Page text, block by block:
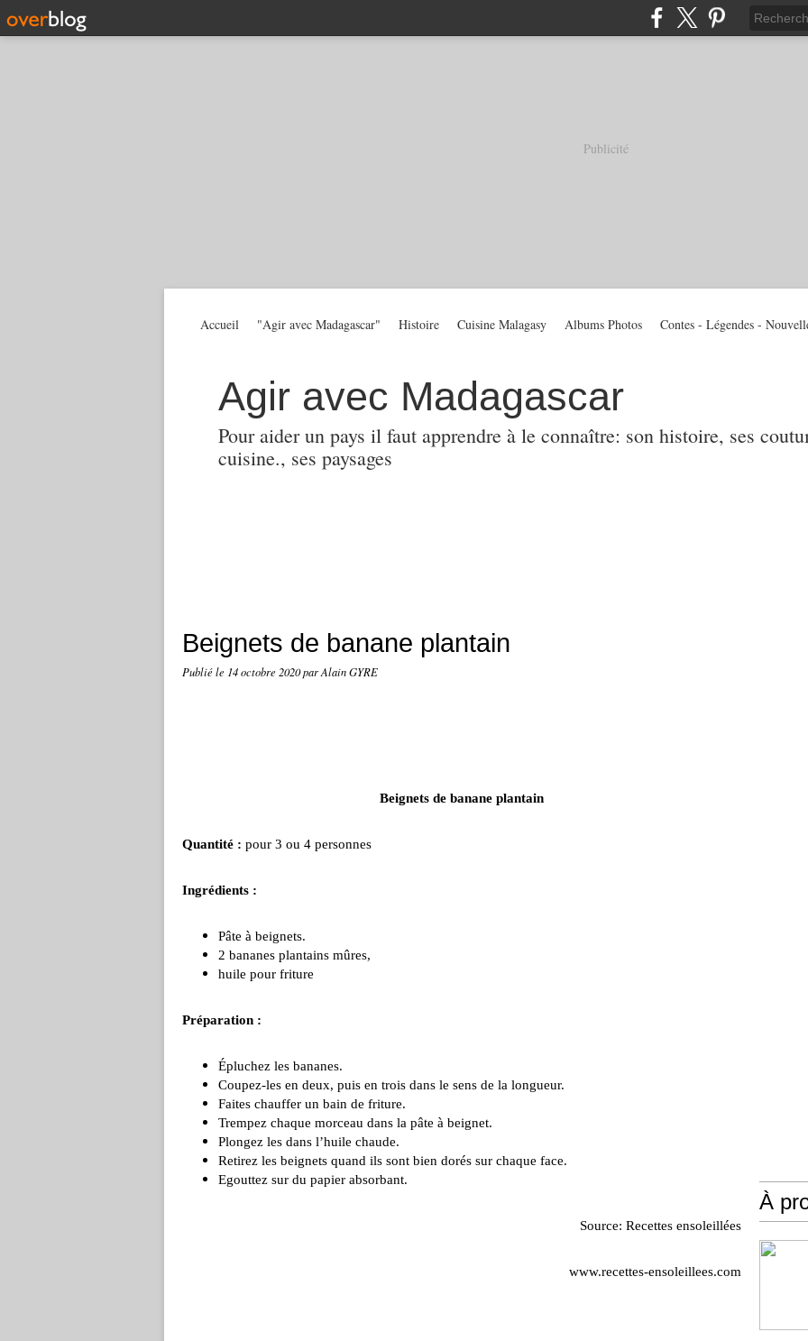
Publicité
Agir avec Madagascar
Pour aider un pays il faut apprendre à le connaître: son histoire, ses
cuisine., ses paysages
Accueil "Agir avec Madagascar" Histoire Cuisine Malagasy Albums Photos Contes - Légendes -
Beignets de banane plantain
Publié le 14 octobre 2020par Alain GYRE
Beignets de banane plantain
Quantité : pour 3 ou 4 personnes
Ingrédients :
Pâte à beignets.
2 bananes plantains mûres,
huile pour friture
Préparation :
Épluchez les bananes.
Coupez-les en deux, puis en trois dans le sens de la longueur.
Faites chauffer un bain de friture.
Trempez chaque morceau dans la pâte à beignet.
Plongez les dans l’huile chaude.
Retirez les beignets quand ils sont bien dorés sur chaque face.
Egouttez sur du papier absorbant.
Source: Recettes ensoleillées
www.recettes-ensoleillees.com
À